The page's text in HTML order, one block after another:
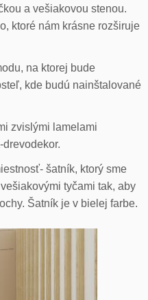
a vešiakovou stenou.
ktoré nám krásne rozširuje
na ktorej bude
kde budú nainštalované
zvislými lamelami
šatník, ktorý sme
tyčami tak, aby
Šatník je v bielej farbe.